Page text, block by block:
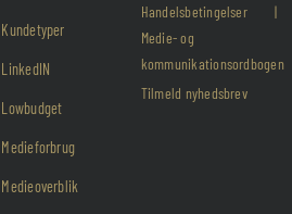
Kundetyper
LinkedIN
Lowbudget
Medieforbrug
Medieoverblik
Handelsbetingelser
Medie- og
kommunikationsordbogen
Tilmeld nyhedsbrev